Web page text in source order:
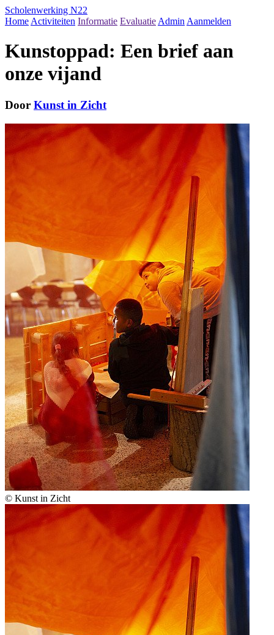
Scholenwerking N22
Home Activiteiten Informatie Evaluatie Admin Aanmelden
Kunstoppad: Een brief aan
onze vijand
Door Kunst in Zicht
© Kunst in Zicht